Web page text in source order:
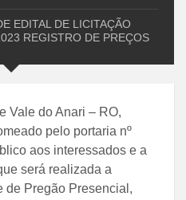
EDITAL DE LICITAÇÃO
REGISTRO DE PREÇOS
Vale do Anari – RO,
pelo portaria nº
aos interessados e a
será realizada a
de Pregão Presencial,